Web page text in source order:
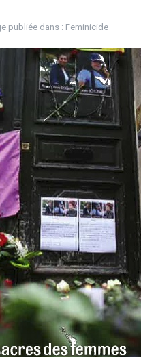
publiée dans : Feminicide